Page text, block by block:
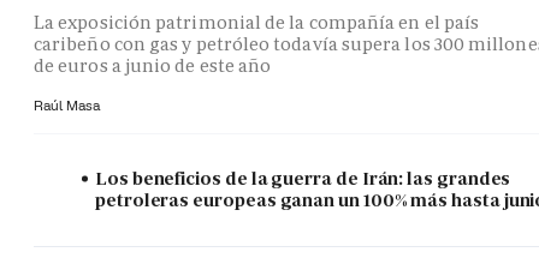
La exposición patrimonial de la compañía en el país
caribeño con gas y petróleo todavía supera los 300
de euros a junio de este año
Raúl Masa
Los beneficios de la guerra de Irán: las grandes
petroleras europeas ganan un 100% más hasta